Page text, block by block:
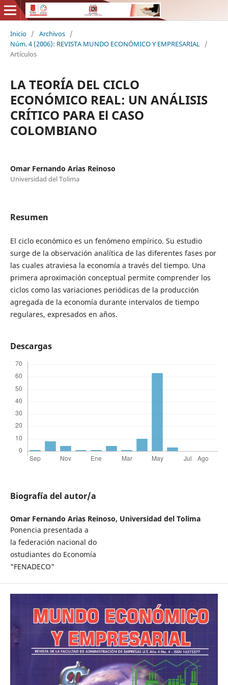
Inicio / Archivos /
Núm. 4 (2006): REVISTA MUNDO ECONÓMICO Y EMPRESARIAL /
Artículos
LA TEORÍA DEL CICLO
ECONÓMICO REAL: UN ANÁLISIS
CRÍTICO PARA El CASO
COLOMBIANO
Omar Fernando Arias Reinoso
Universidad del Tolima
Resumen
El ciclo económico es un fenómeno empírico. Su estudio
surge de la observación analítica de las diferentes fases por
las cuales atraviesa la economía a través del tiempo. Una
primera aproximación conceptual permite comprender los
ciclos como las variaciones periódicas de la producción
agregada de la economía durante intervalos de tiempo
regulares, expresados en años.
Descargas
Biografía del autor/a
Omar Fernando Arias Reinoso, Universidad del Tolima
Ponencia presentada a
la federación nacional do
ostudiantes do Economía
"FENADECO"